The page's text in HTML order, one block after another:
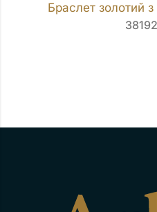
Браслет золотий